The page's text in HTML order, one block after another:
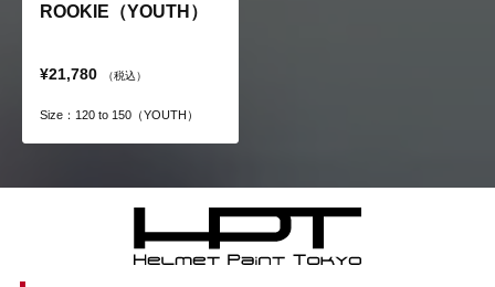
ROOKIE（YOUTH）
¥21,780 （税込）
Size：120 to 150（YOUTH）